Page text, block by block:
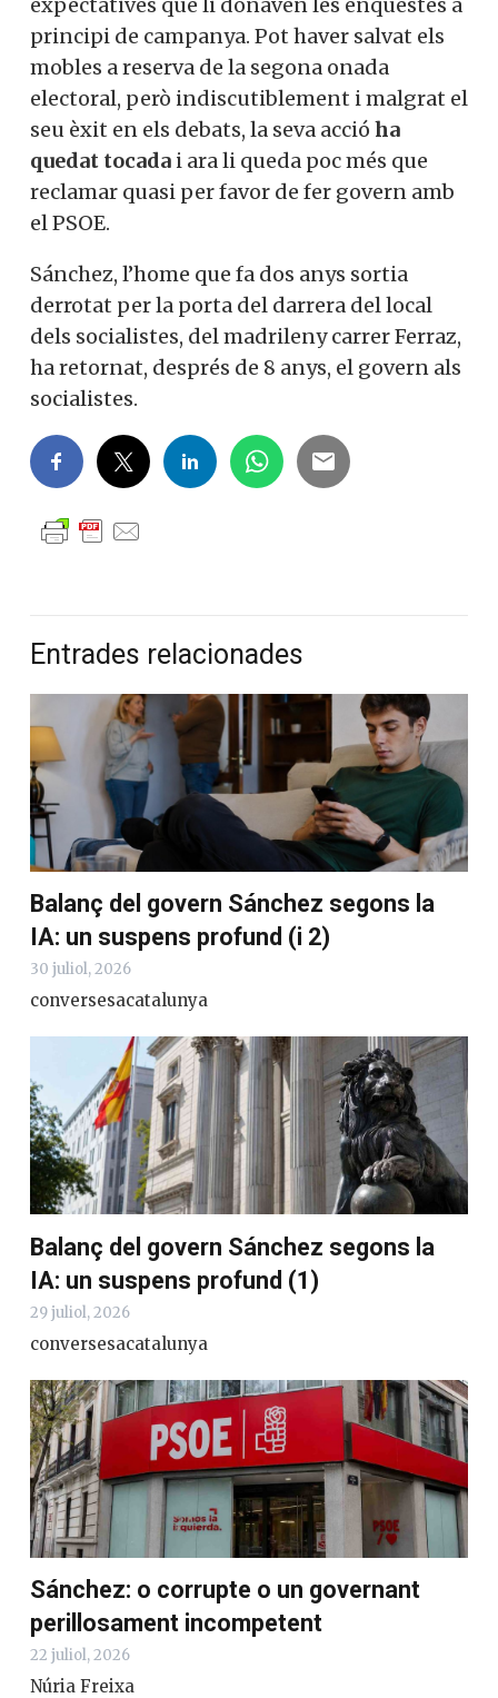
principi de campanya. Pot haver salvat els
mobles a reserva de la segona onada
electoral, però indiscutiblement i malgrat el
seu èxit en els debats, la seva acció ha
quedat tocada i ara li queda poc més que
reclamar quasi per favor de fer govern amb
el PSOE.
Sánchez, l’home que fa dos anys sortia
derrotat per la porta del darrera del local
dels socialistes, del madrileny carrer Ferraz,
ha retornat, després de 8 anys, el govern als
socialistes.
Entrades relacionades
Balanç del govern Sánchez segons la
IA: un suspens profund (i 2)
30 juliol, 2026
conversesacatalunya
Balanç del govern Sánchez segons la
IA: un suspens profund (1)
29 juliol, 2026
conversesacatalunya
Sánchez: o corrupte o un governant
perillosament incompetent
22 juliol, 2026
Núria Freixa